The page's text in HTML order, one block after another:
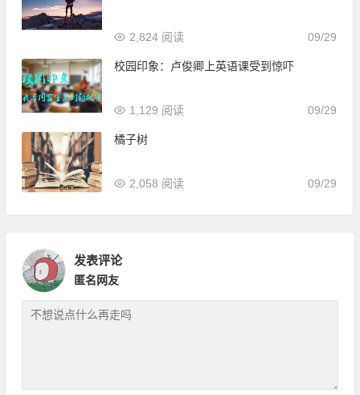
09/29
2,824 阅读
校园印象：卢俊卿上英语课受到惊吓
09/29
1,129 阅读
橘子树
09/29
2,058 阅读
发表评论
匿名网友